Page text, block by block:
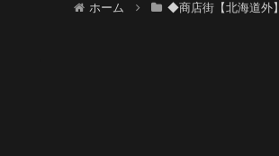
ホーム ◆商店街【北海道外】